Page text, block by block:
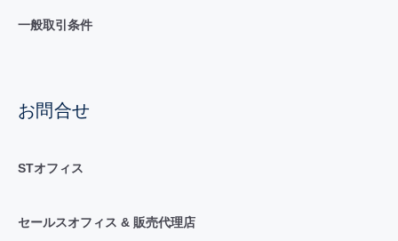
一般取引条件
お問合せ
STオフィス
セールスオフィス & 販売代理店